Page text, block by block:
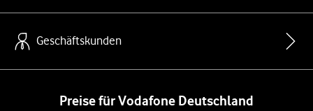
Geschäftskunden
Preise für Vodafone Deutschland